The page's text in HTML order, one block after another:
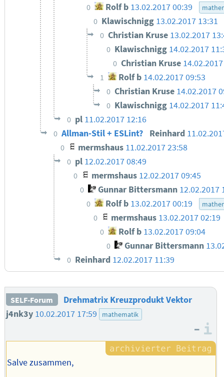
0 Rolf b 13.02.2017 00:39
0 Klawischnigg 13.02.2017 13:31
0 Christian Kruse 13.02.2017
0 Klawischnigg 14.02.2017
0 Christian Kruse
1 Rolf b 14.02.2017 09:53
0 Christian Kruse 14.02.2017
0 Klawischnigg 14.02.2017
0 pl 11.02.2017 12:16
0 Allman-Stil + ESLint? Reinhard
0 mermshaus 11.02.2017 23:58
0 pl 12.02.2017 08:49
0 mermshaus 12.02.2017 09:45
0 Gunnar Bittersmann 12.02.2017
0 Rolf b 13.02.2017 00:19
0 mermshaus 13.02.2017 02:19
0 Rolf b 13.02.2017 09:04
0 Gunnar Bittersmann
0 Reinhard 12.02.2017 11:39
SELF-Forum
Drehmatrix Kreuzprodukt Vektor
j4nk3y 10.02.2017 17:59 mathematik
–
Salve zusammen,